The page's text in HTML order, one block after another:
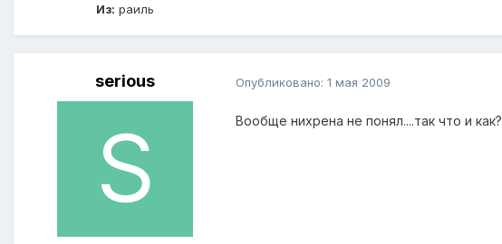
Из: раиль
serious Опубликовано: 1 мая 2009
Вообще нихрена не понял....так что и как?